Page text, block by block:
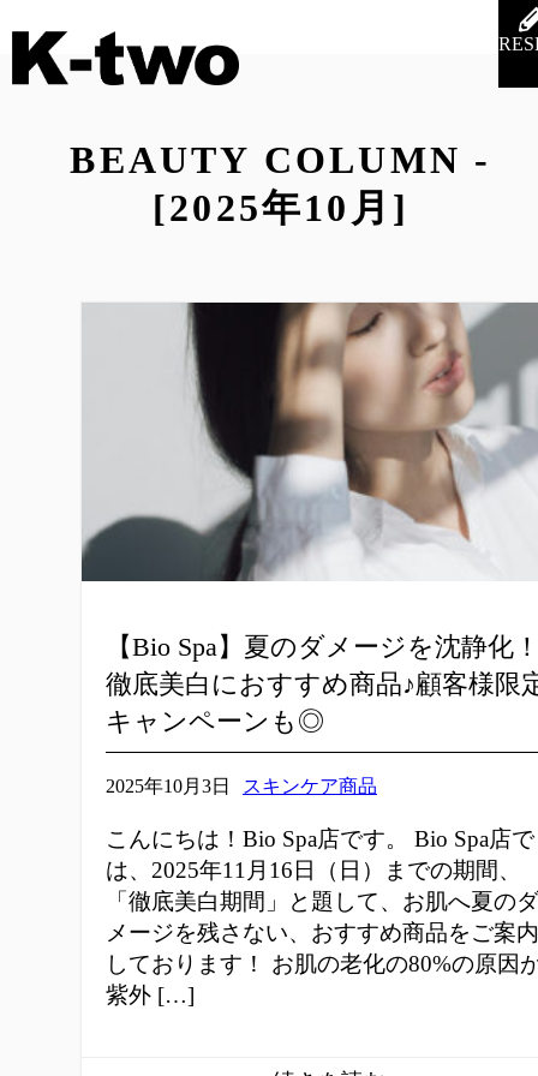
BEAUTY COLUMN -
[2025年10月]
【Bio Spa】夏のダメージを沈静化
徹底美白におすすめ商品♪顧客様限
キャンペーンも◎
2025年10月3日 スキンケア商品
こんにちは！Bio Spa店です。 Bio Spa店で
は、2025年11月16日（日）までの期間、
「徹底美白期間」と題して、お肌へ夏のダ
メージを残さない、おすすめ商品をご案内
しております！ お肌の老化の80%の原因
紫外 […]